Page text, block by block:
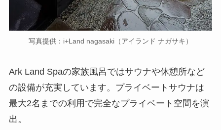
写真提供：i+Land nagasaki（アイランド ナガサキ）
Ark Land Spaの家族風呂ではサウナや休憩所など
の設備が充実しています。プライベートサウナは
最大2名までの利用で完全なプライベート空間を演
出。